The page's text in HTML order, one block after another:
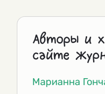
Авторы и
сайте
Марианна